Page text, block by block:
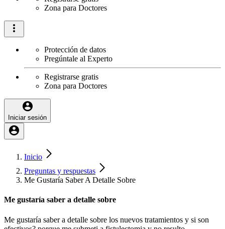
Zona para Doctores
Protección de datos
Pregúntale al Experto
Registrarse gratis
Zona para Doctores
Iniciar sesión
Inicio
Preguntas y respuestas
Me Gustaría Saber A Detalle Sobre
Me gustaría saber a detalle sobre
Me gustaría saber a detalle sobre los nuevos tratamientos y si son